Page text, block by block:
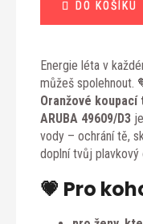
DO KOŠÍKU
Energie léta v
můžeš spolehnout.
Oranžové koupací
ARUBA 49609/D3
vody – ochrání tě,
doplní tvůj plavkový
💗 Pro